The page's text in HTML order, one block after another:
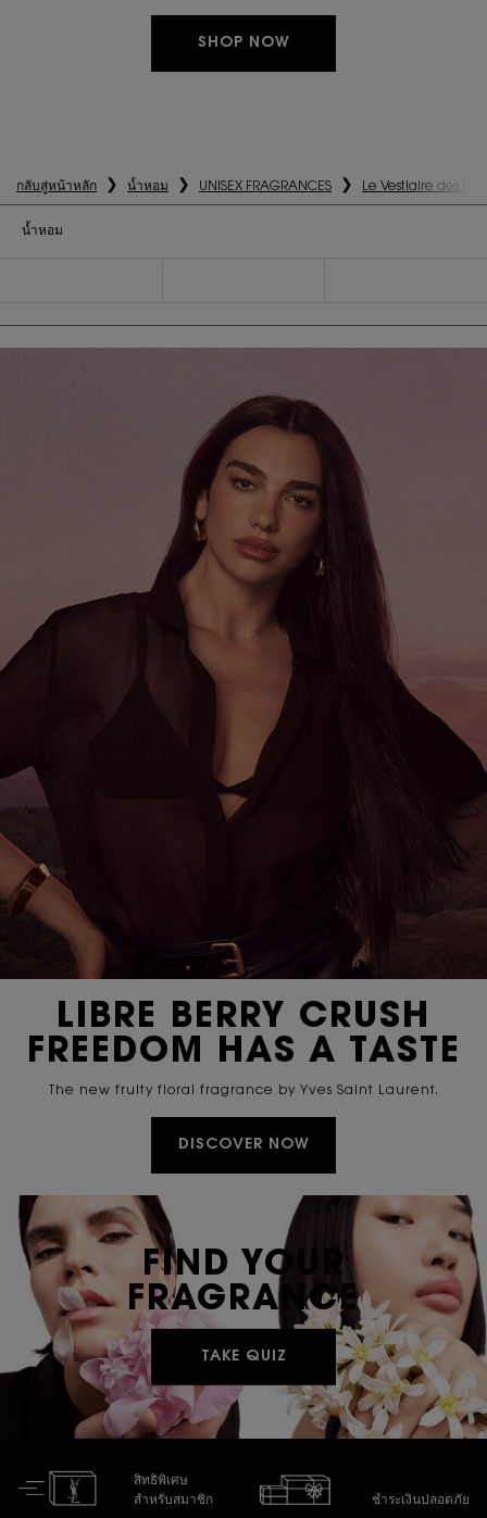
SHOP NOW
กลับสู่หน้าหลัก น้ำหอม UNISEX FRAGRANCES Le Vestiaire des
น้ำหอม
LIBRE BERRY CRUSH
FREEDOM HAS A TASTE
The new fruity floral fragrance by Yves Saint Laurent.
DISCOVER NOW
FIND YOUR
FRAGRANCE
TAKE QUIZ
สิทธิพิเศษ
สำหรับสมาชิก
ชำระเงินปลอดภัย